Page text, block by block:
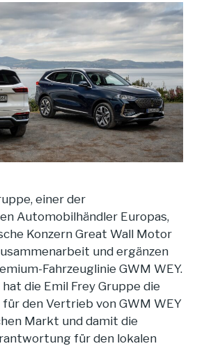
einer der
Automobilhändler Europas,
Konzern Great Wall Motor
und ergänzen
Fahrzeuglinie GWM WEY.
hat die Emil Frey Gruppe die
den Vertrieb von GWM WEY
Markt und damit die
für den lokalen